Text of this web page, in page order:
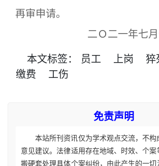
再审申请。
二Ｏ二一年七
本文标签： 员工 上岗 猝
缴费
工伤
免责声明
本站所刊资讯仅为学术观点交流，不
意见建议。法律适用存在地域、时效、个案
搬硬套处理具体个案纠纷，由此产生的一切